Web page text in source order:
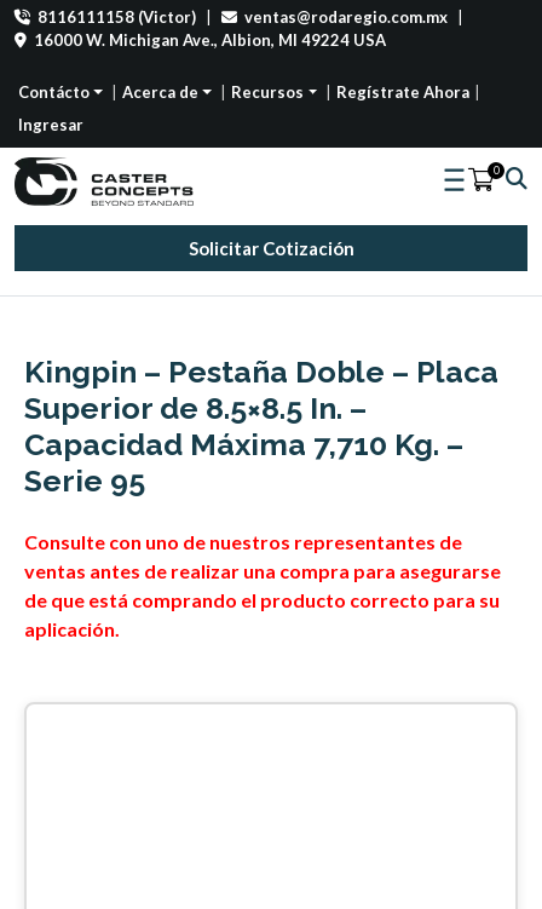
8116111158 (Victor) ventas@rodaregio.com.mx
16000 W. Michigan Ave., Albion, MI 49224 USA
Contácto Acerca de Recursos
Regístrate Ahora
Ingresar
0
Solicitar Cotización
Kingpin – Pestaña Doble – Placa
Superior de 8.5×8.5 In. –
Capacidad Máxima 7,710 Kg. –
Serie 95
Consulte con uno de nuestros representantes de
ventas antes de realizar una compra para asegurarse
de que está comprando el producto correcto para su
aplicación.